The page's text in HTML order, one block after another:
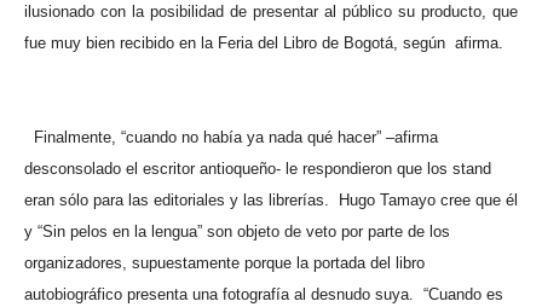
ilusionado con la posibilidad de presentar al público su producto, que
fue muy bien recibido en la Feria del Libro de Bogotá, según afirma.
Finalmente, “cuando no había ya nada qué hacer” –afirma
desconsolado el escritor antioqueño- le respondieron que los stand
eran sólo para las editoriales y las librerías.
Hugo Tamayo cree que él
y “Sin pelos en la lengua” son objeto de veto por parte de los
organizadores, supuestamente porque la portada del libro
autobiográfico presenta una fotografía al desnudo suya.
“Cuando es